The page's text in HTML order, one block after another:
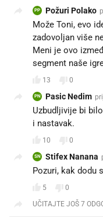
PP Požuri Polako
Može Toni, evo
zadovoljan više
Meni je ovo
segment naše
13 0
PN Pasic Nedim
Uzbudljivije bi
i nastavak.
10 0
SN Stifex Nanana
Pozuri, kak dodu
5
0
UČITAJTE JOŠ 7